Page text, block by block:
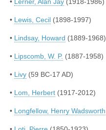
• Lewis, Cecil (1898-1997)
• Lindsay, Howard (1889-1968)
• Lipscomb, W. P. (1887-1958)
• Livy (59 BC-17 AD)
• Lom, Herbert (1917-2012)
• Longfellow, Henry Wadsworth